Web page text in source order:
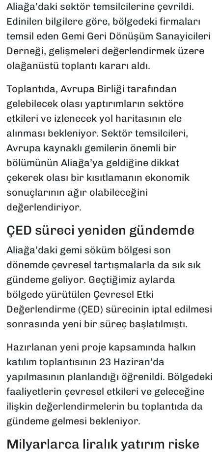
Aliağa’daki sektör temsilcilerine çevrildi.
Edinilen bilgilere göre, bölgedeki firmaları
temsil eden Gemi Geri Dönüşüm Sanayicileri
Derneği, gelişmeleri değerlendirmek üzere
olağanüstü toplantı kararı aldı.
Toplantıda, Avrupa Birliği tarafından
gelebilecek olası yaptırımların sektöre
etkileri ve izlenecek yol haritasının ele
alınması bekleniyor. Sektör temsilcileri,
Avrupa kaynaklı gemilerin önemli bir
bölümünün Aliağa’ya geldiğine dikkat
çekerek olası bir kısıtlamanın ekonomik
sonuçlarının ağır olabileceğini
değerlendiriyor.
ÇED süreci yeniden gündemde
Aliağa’daki gemi söküm bölgesi son
dönemde çevresel tartışmalarla da sık sık
gündeme geliyor. Geçtiğimiz aylarda
bölgede yürütülen Çevresel Etki
Değerlendirme (ÇED) sürecinin iptal edilmesi
sonrasında yeni bir süreç başlatılmıştı.
Hazırlanan yeni proje kapsamında halkın
katılım toplantısının 23 Haziran’da
yapılmasının planlandığı öğrenildi. Bölgedeki
faaliyetlerin çevresel etkileri ve geleceğine
ilişkin değerlendirmelerin bu toplantıda da
gündeme gelmesi bekleniyor.
Milyarlarca liralık yatırım riske